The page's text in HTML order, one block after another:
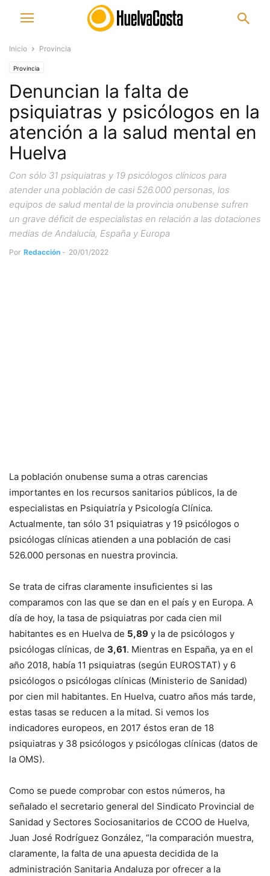
Inicio Provincia
Provincia
Denuncian la falta de
psiquiatras y psicólogos en la
atención a la salud mental en
Huelva
Con sólo 31 psiquiatras y 19 psicólogos clínicos para
atender una población de casi 526.000 personas, los
equipos de salud mental de la provincia onubense sufren
un grave déficit de especialistas en relación a las dotaciones
medias de Andalucía, España y Europa
Por Redacción - 20/01/2022
La población onubense suma a otras carencias
importantes en los recursos sanitarios públicos, la de
especialistas en Psiquiatría y Psicología Clínica.
Actualmente, tan sólo 31 psiquiatras y 19 psicólogos o
psicólogas clínicas atienden a una población de casi
526.000 personas en nuestra provincia.
Se trata de cifras claramente insuficientes si las
comparamos con las que se dan en el país y en Europa. A
día de hoy, la tasa de psiquiatras por cada cien mil
habitantes es en Huelva de 5,89 y la de psicólogos y
psicólogas clínicas, de 3,61. Mientras en España, ya en el
año 2018, había 11 psiquiatras (según EUROSTAT) y 6
psicólogos o psicólogas clínicas (Ministerio de Sanidad)
por cien mil habitantes. En Huelva, cuatro años más tarde,
estas tasas se reducen a la mitad. Si vemos los
indicadores europeos, en 2017 éstos eran de 18
psiquiatras y 38 psicólogos y psicólogas clínicas (datos de
la OMS).
Como se puede comprobar con estos números, ha
señalado el secretario general del Sindicato Provincial de
Sanidad y Sectores Sociosanitarios de CCOO de Huelva,
Juan José Rodríguez González, “la comparación muestra,
claramente, la falta de una apuesta decidida de la
administración Sanitaria Andaluza por ofrecer a la